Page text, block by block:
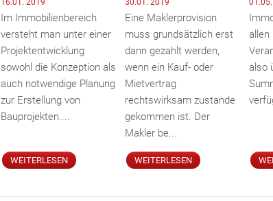
16.01. 2019
Im Immobilienbereich
versteht man unter einer
Projektentwicklung
sowohl die Konzeption als
auch notwendige Planung
zur Erstellung von
Bauprojekten....
WEITERLESEN
30.01. 2019
Eine Maklerprovision
muss grundsätzlich erst
dann gezahlt werden,
wenn ein Kauf- oder
Mietvertrag
rechtswirksam zustande
gekommen ist. Der
Makler be...
WEITERLESEN
allen
also